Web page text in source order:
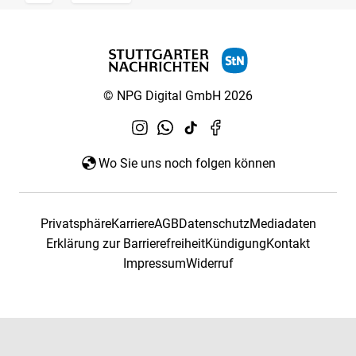
© NPG Digital GmbH 2026
Wo Sie uns noch folgen können
PrivatsphäreKarriereAGBDatenschutzMediadaten
Erklärung zur BarrierefreiheitKündigungKontakt
ImpressumWiderruf